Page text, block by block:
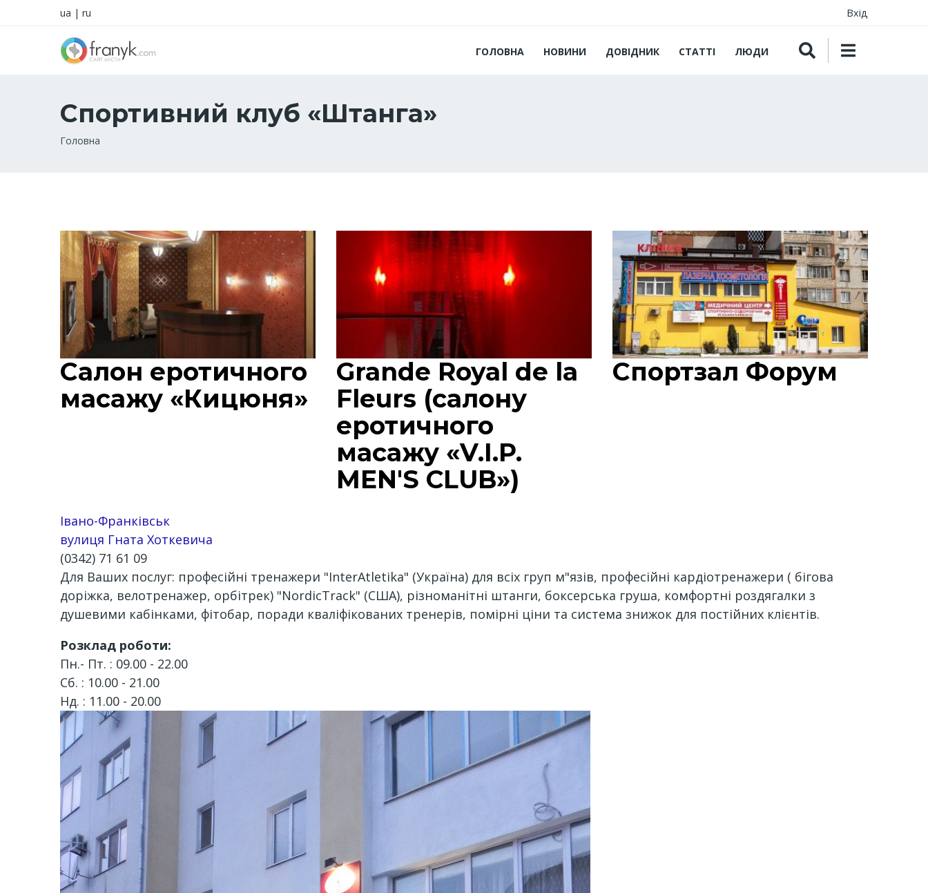
ua | ru Вхід
ГОЛОВНА НОВИНИ ДОВІДНИК СТАТТІ ЛЮДИ
Спортивний клуб «Штанга»
Рядок
Головна
Салон еротичного
масажу «Кицюня»
Grande Royal de la
Fleurs (салону
еротичного
масажу «V.I.P.
MEN'S CLUB»)
Спортзал Форум
Івано-Франківськ
вулиця Гната Хоткевича
(0342) 71 61 09
Для Ваших послуг: професійні тренажери "InterAtletika" (Україна) для всіх груп м"язів, професійні кардіотренажери ( бігова
доріжка, велотренажер, орбітрек) "NordicTrack" (США), різноманітні штанги, боксерська груша, комфортні роздягалки з
душевими кабінками, фітобар, поради кваліфікованих тренерів, помірні ціни та система знижок для постійних клієнтів.
Розклад роботи:
Пн.- Пт. : 09.00 - 22.00
Сб. : 10.00 - 21.00
Нд. : 11.00 - 20.00